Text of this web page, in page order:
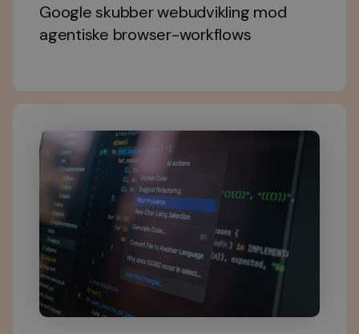
Google skubber webudvikling mod
agentiske browser-workflows